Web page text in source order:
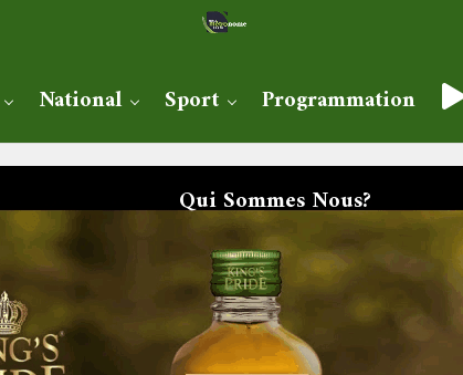
National Sport Programmation
Qui Sommes Nous?